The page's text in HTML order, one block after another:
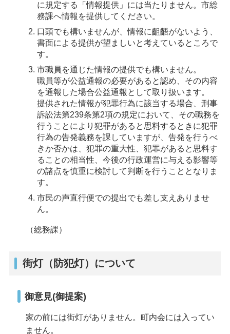
に規定する「情報提供」には当たりません。市総
務課へ情報を提供してください。
口頭でも構いませんが、情報に齟齬がないよう、
書面による提供が望ましいと考えているところで
す。
市職員を通じた情報の提供でも構いません。
職員等が公益通報の必要があると認め、その内容
を通報した場合公益通報として取り扱います。
提供された情報が犯罪行為に該当する場合、刑事
訴訟法第239条第2項の規定において、その職務を
行うことにより犯罪があると思料するときに犯罪
行為の告発義務を課していますが、告発を行うべ
きか否かは、犯罪の重大性、犯罪があると思料す
ることの相当性、今後の行政運営に与える影響等
の諸点を慎重に検討して判断を行うこととなりま
す。
市民の声直行便での提出でも差し支えありませ
ん。
（総務課）
街灯（防犯灯）について
御意見(御提案)
家の前には街灯がありません。町内会には入ってい
ません。